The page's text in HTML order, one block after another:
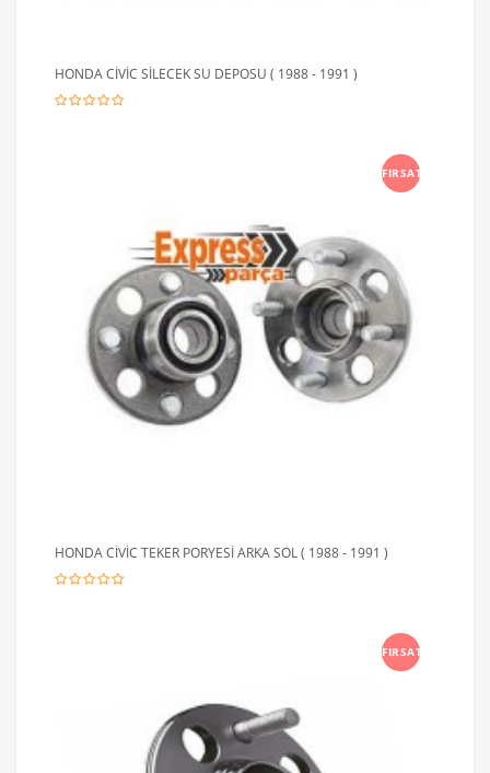
HONDA CİVİC SİLECEK SU DEPOSU ( 1988 - 1991 )
FIRSAT
HONDA CİVİC TEKER PORYESİ ARKA SOL ( 1988 - 1991 )
FIRSAT